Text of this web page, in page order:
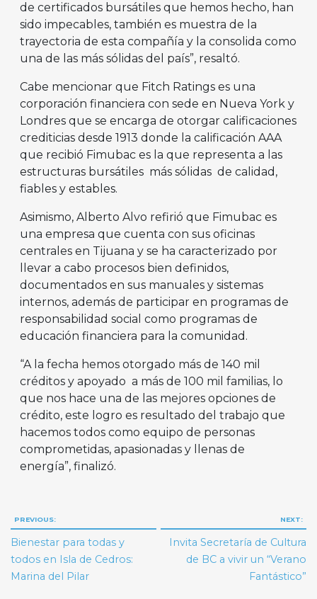
de certificados bursátiles que hemos hecho, han
sido impecables, también es muestra de la
trayectoria de esta compañía y la consolida como
una de las más sólidas del país”, resaltó.
Cabe mencionar que Fitch Ratings es una
corporación financiera con sede en Nueva York y
Londres que se encarga de otorgar calificaciones
crediticias desde 1913 donde la calificación AAA
que recibió Fimubac es la que representa a las
estructuras bursátiles más sólidas de calidad,
fiables y estables.
Asimismo, Alberto Alvo refirió que Fimubac es
una empresa que cuenta con sus oficinas
centrales en Tijuana y se ha caracterizado por
llevar a cabo procesos bien definidos,
documentados en sus manuales y sistemas
internos, además de participar en programas de
responsabilidad social como programas de
educación financiera para la comunidad.
“A la fecha hemos otorgado más de 140 mil
créditos y apoyado a más de 100 mil familias, lo
que nos hace una de las mejores opciones de
crédito, este logro es resultado del trabajo que
hacemos todos como equipo de personas
comprometidas, apasionadas y llenas de
energía”, finalizó.
Navegación
de
entradas
PREVIOUS:
Bienestar para todas y
todos en Isla de Cedros:
Marina del Pilar
NEXT:
Invita Secretaría de Cultura
de BC a vivir un “Verano
Fantástico”